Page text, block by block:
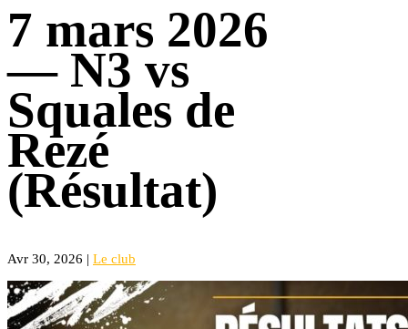
7 mars 2026
— N3 vs
Squales de
Rezé
(Résultat)
Avr 30, 2026 | Le club